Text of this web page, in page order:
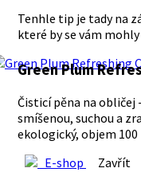
Tenhle tip je tady na
které by se vám
Green Plum
Čisticí pěna na
smíšenou, suchou a
ekologický, objem
E-shop
Zavřít